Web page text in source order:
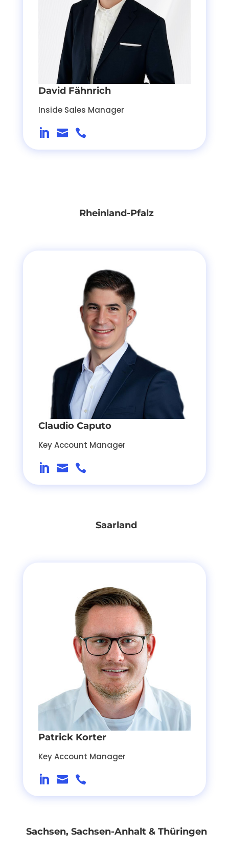
David Fähnrich
Inside Sales Manager
  
Rheinland-Pfalz
Claudio Caputo
Key Account Manager
  
Saarland
Patrick Korter
Key Account Manager
  
Sachsen, Sachsen-Anhalt & Thüringen